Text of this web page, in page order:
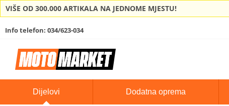
VIŠE OD 300.000 ARTIKALA NA JEDNOME MJESTU!
Info telefon: 034/623-034
Dijelovi Dodatna oprema